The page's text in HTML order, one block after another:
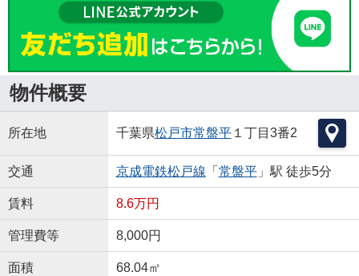
物件概要
所在地 千葉県松戸市常盤平１丁目3番2
交通 京成電鉄松戸線 「 常盤平」駅 徒歩5分
賃料 8.6万円
管理費等 8,000円
面積 68.04㎡